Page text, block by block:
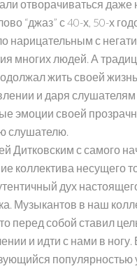
отворачиваться даже
“джаз” с 40-х, 50-х
нарицательным с
многих людей. А
жить своей
и даря слушателям
эмоции своей
слушателю.
с самого
коллектива несущего
дух
Музыкантов в наш
перед собой ставил
и идти с нами в ногу.
популярностью